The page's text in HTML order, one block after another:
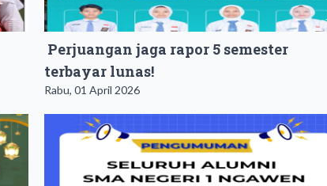
Perjuangan jaga rapor 5 semester
terbayar lunas!
Rabu, 01 April 2026